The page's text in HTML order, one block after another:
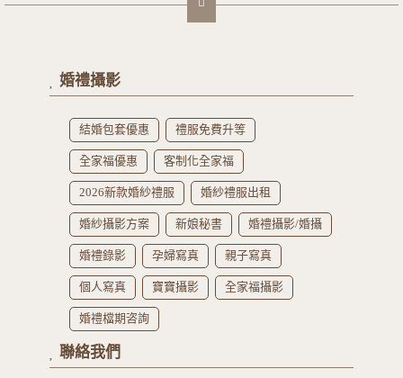
婚禮攝影
結婚包套優惠 禮服免費升等
全家福優惠 客制化全家福
2026新款婚紗禮服 婚紗禮服出租
婚紗攝影方案 新娘秘書 婚禮攝影/婚攝
婚禮錄影 孕婦寫真 親子寫真
個人寫真 寶寶攝影 全家福攝影
婚禮檔期咨詢
聯絡我們